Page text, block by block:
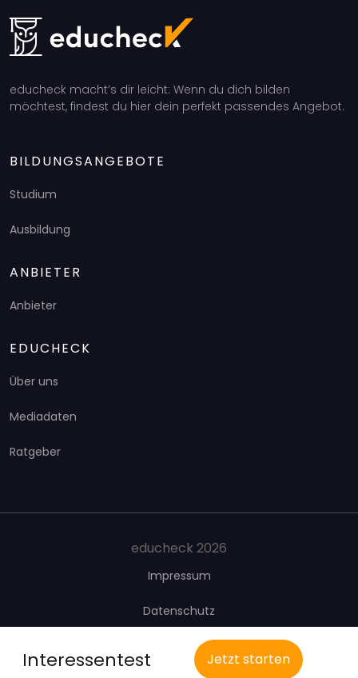
Interessentest Jetzt starten
educheck macht’s dir leicht: Wenn du dich bilden
möchtest, findest du hier dein perfekt passendes Angebot.
BILDUNGSANGEBOTE
Studium
Ausbildung
ANBIETER
Anbieter
EDUCHECK
Über uns
Mediadaten
Ratgeber
educheck 2026
Impressum
Datenschutz
Presse